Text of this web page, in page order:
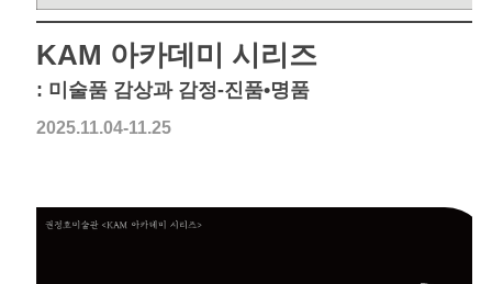
KAM 아카데미 시리즈
: 미술품 감상과 감정-진품•명품
2025.11.04-11.25